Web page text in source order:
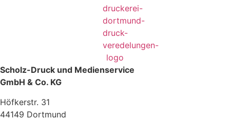
Scholz-Druck und Medienservice
GmbH & Co. KG
Höfkerstr. 31
44149 Dortmund